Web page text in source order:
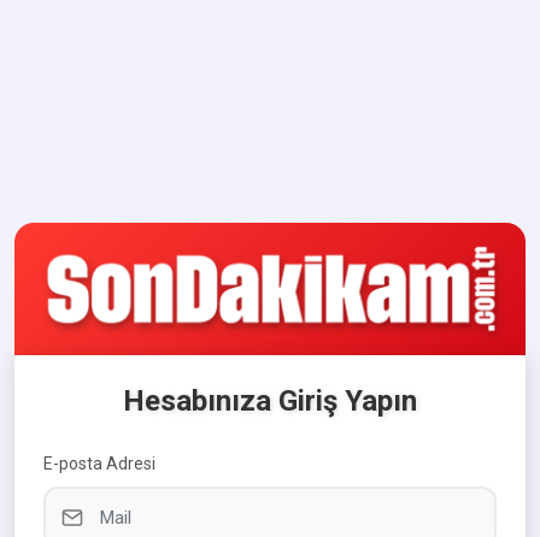
Hesabınıza Giriş Yapın
E-posta Adresi